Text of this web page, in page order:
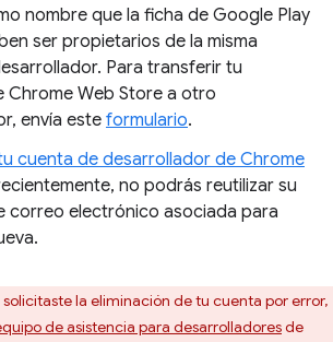
nombre que la ficha de Google Play
ser propietarios de la misma
Para transferir tu
Chrome Web Store a otro
envía este formulario.
cuenta de desarrollador de Chrome
no podrás reutilizar su
correo electrónico asociada para
solicitaste la eliminación de tu cuenta por error,
de asistencia para desarrolladoresde